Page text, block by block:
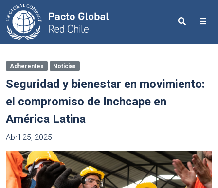
Search
Adherentes Noticias
Seguridad y bienestar en movimiento:
el compromiso de Inchcape en
América Latina
Abril 25, 2025